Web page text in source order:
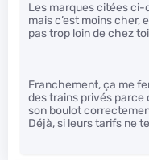
Les marques citées
mais c’est moins cher,
pas trop loin de chez
Franchement, ça me
des trains privés parce
son boulot
Déjà, si leurs tarifs ne